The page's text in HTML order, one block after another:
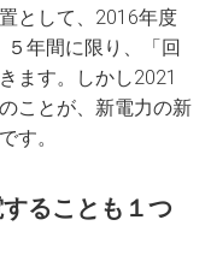
として、2016年度
年間に限り、「回
ます。しかし2021
ことが、新電力の新
す。
ることも１つ